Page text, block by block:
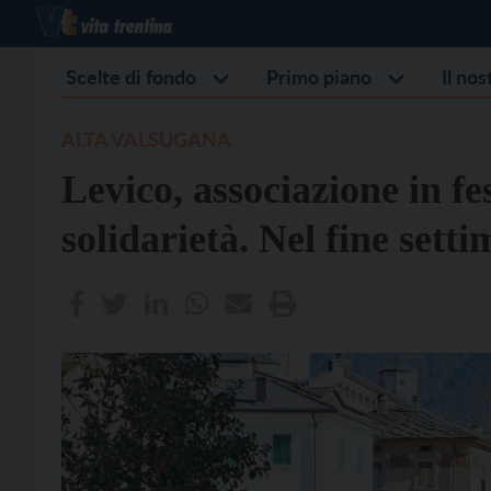
Scelte di fondo Primo piano Il
Levico, associazione in
solidarietà. Nel fine